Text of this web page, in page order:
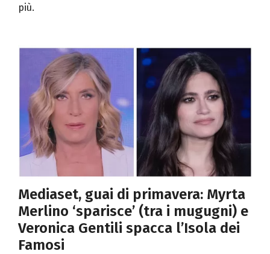
più.
Mediaset, guai di primavera: Myrta
Merlino ‘sparisce’ (tra i mugugni) e
Veronica Gentili spacca l’Isola dei
Famosi